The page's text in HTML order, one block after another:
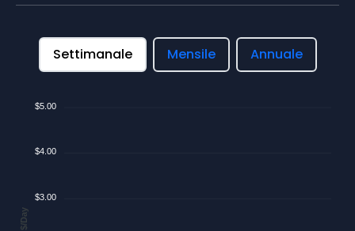
Settimanale Mensile Annuale
$5.00
$4.00
$3.00
$/Day